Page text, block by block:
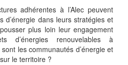
adhérentes à l’Alec peuvent
d’énergie dans leurs stratégies et
plus loin leur engagement
d’énergies renouvelables à
les communautés d’énergie et
le territoire ?